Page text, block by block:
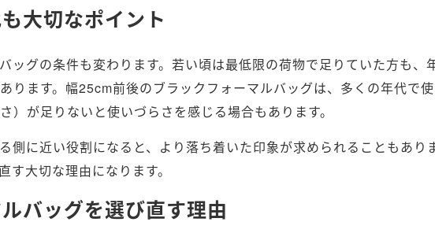
大切なポイント
ッグの条件も変わります。若い頃は最低限の荷物で足りていた方も、
ります。幅25cm前後のブラックフォーマルバッグは、多くの年代で
）が足りないと使いづらさを感じる場合もあります。
側に近い役割になると、より落ち着いた印象が求められることもあり
す大切な理由になります。
バッグを選び直す理由